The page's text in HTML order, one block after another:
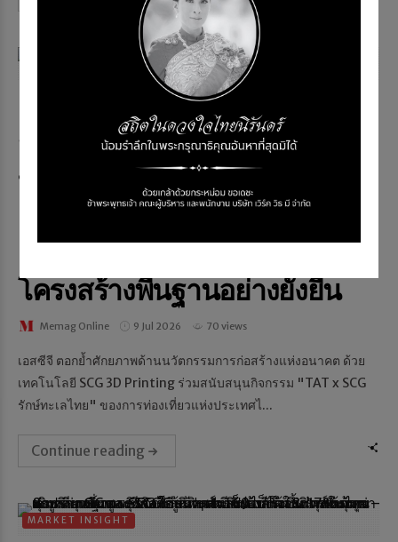
SCG 3D Printing พลิก
นวัตกรรมก่อสร้างสู่การฟื้นฟู
ทะเลไทย โชว์ศักยภาพ
เทคโนโลยีการพิมพ์สามมิติ ต่อย
อดสู่โซลูชันก่อสร้างและ
โครงสร้างพื้นฐานอย่างยั่งยืน
Memag Online 9 Jul 2026 70 views
เอสซีจี ตอกย้ำศักยภาพด้านนวัตกรรมการก่อสร้างแห่งอนาคต ด้วย
เทคโนโลยี SCG 3D Printing ร่วมสนับสนุนกิจกรรม "TAT x SCG
รักษ์ทะเลไทย" ของการท่องเที่ยวแห่งประเทศไ...
Continue reading
MARKET INSIGHT